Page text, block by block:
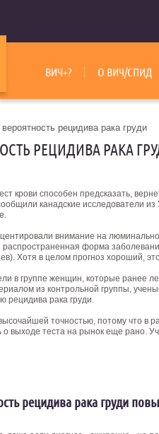
ВИЧ+? О ВИЧ/СПИД
рецидива рака груди
РЕЦИДИВА РАКА
крови способен предсказать,
канадские исследователи
внимание на
форма
Хотя в целом прогноз хороший,
в группе женщин, которые ранее
из контрольной группы,
рецидива рака груди.
точностью, потому что в
о выходе теста на рынок еще рано.
рецидива рака груди